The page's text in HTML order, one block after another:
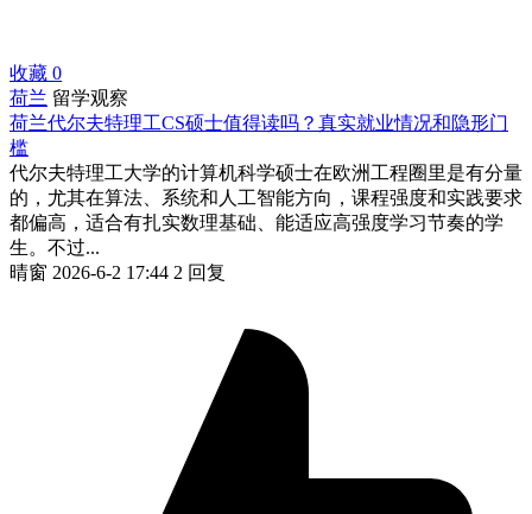
收藏 0
荷兰 留学观察
荷兰代尔夫特理工CS硕士值得读吗？真实就业情况和隐形门
槛
代尔夫特理工大学的计算机科学硕士在欧洲工程圈里是有分量
的，尤其在算法、系统和人工智能方向，课程强度和实践要求
都偏高，适合有扎实数理基础、能适应高强度学习节奏的学
生。不过...
晴窗 2026-6-2 17:44 2 回复